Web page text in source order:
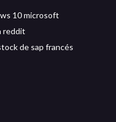
10 microsoft
reddit
de sap francés